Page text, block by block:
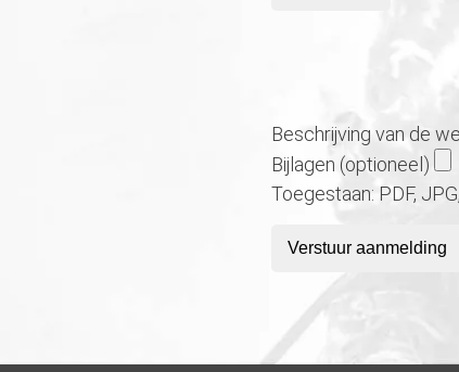
Beschrijving van de
Bijlagen (optioneel)
Toegestaan: PDF,
Verstuur aanmelding